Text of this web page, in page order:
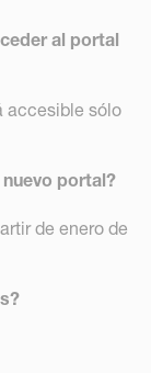
al portal
accesible sólo
portal?
de enero de